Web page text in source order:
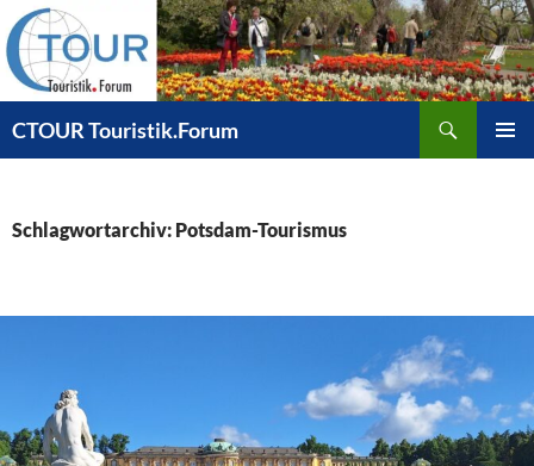
Zum
Inhalt
springen
CTOUR Touristik.Forum
Schlagwortarchiv: Potsdam-Tourismus